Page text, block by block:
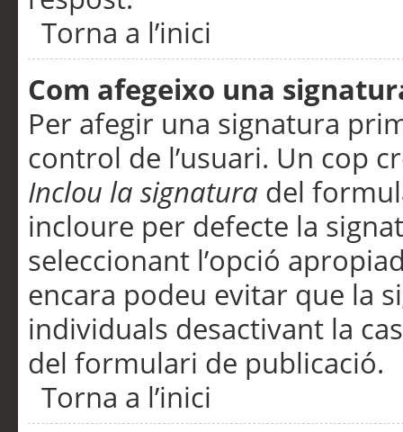
Torna a l’inici
Com afegeixo una
Per afegir una signatura
control de l’usuari. Un cop
Inclou la signatura del
incloure per defecte la
seleccionant l’opció
encara podeu evitar que la
individuals desactivant la
del formulari de publicació.
Torna a l’inici